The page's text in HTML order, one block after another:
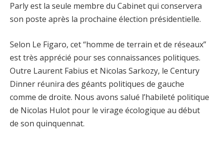
Parly est la seule membre du Cabinet qui conservera
son poste après la prochaine élection présidentielle.
Selon Le Figaro, cet “homme de terrain et de réseaux”
est très apprécié pour ses connaissances politiques.
Outre Laurent Fabius et Nicolas Sarkozy, le Century
Dinner réunira des géants politiques de gauche
comme de droite. Nous avons salué l’habileté politique
de Nicolas Hulot pour le virage écologique au début
de son quinquennat.